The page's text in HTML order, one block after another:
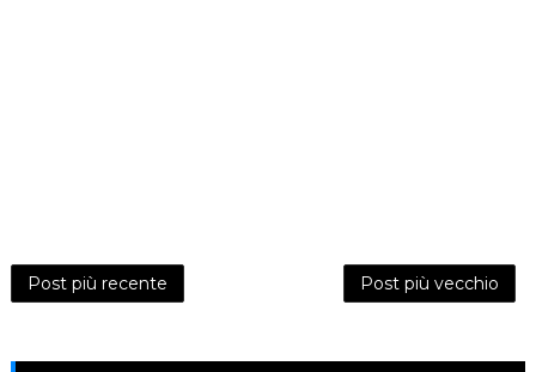
Post più recente Post più vecchio